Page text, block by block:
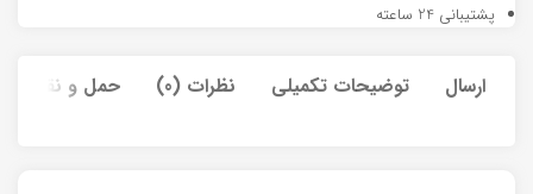
پشتیبانی 24 ساعته
ارسال توضیحات تکمیلی نظرات (0) حمل و نقل کالا